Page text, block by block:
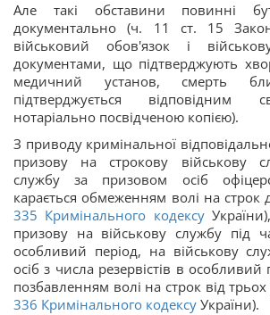
Але такі обставини повинні
документально (ч. 11 ст. 15
військовий обов'язок і
документами, що підтверджують
медичний установ, смерть
підтверджується відповідним
нотаріально посвідченою копією).
З приводу кримінальної
призову на строкову військову
службу за призовом осіб
карається обмеженням волі на строк
335 Кримінального кодексу
призову на військову службу під
особливий період, на військову
осіб з числа резервістів в особливий
позбавленням волі на строк від трьох
336 Кримінального кодексу України).